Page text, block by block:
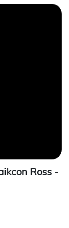
Ross -